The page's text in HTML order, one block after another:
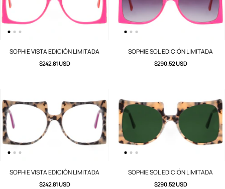
SOPHIE VISTA EDICIÓN LIMITADA
$242.81 USD
SOPHIE SOL EDICIÓN LIMITADA
$290.52 USD
SOPHIE VISTA EDICIÓN LIMITADA
$242.81 USD
SOPHIE SOL EDICIÓN LIMITADA
$290.52 USD